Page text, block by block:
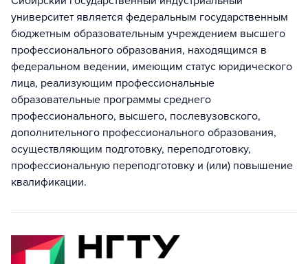
университет является федеральным государственным
бюджетным образовательным учреждением высшего
профессионального образования, находящимся в
федеральном ведении, имеющим статус юридического
лица, реализующим профессиональные
образовательные программы среднего
профессионального, высшего, послевузовского,
дополнительного профессионального образования,
осуществляющим подготовку, переподготовку,
профессиональную переподготовку и (или) повышение
квалификации.